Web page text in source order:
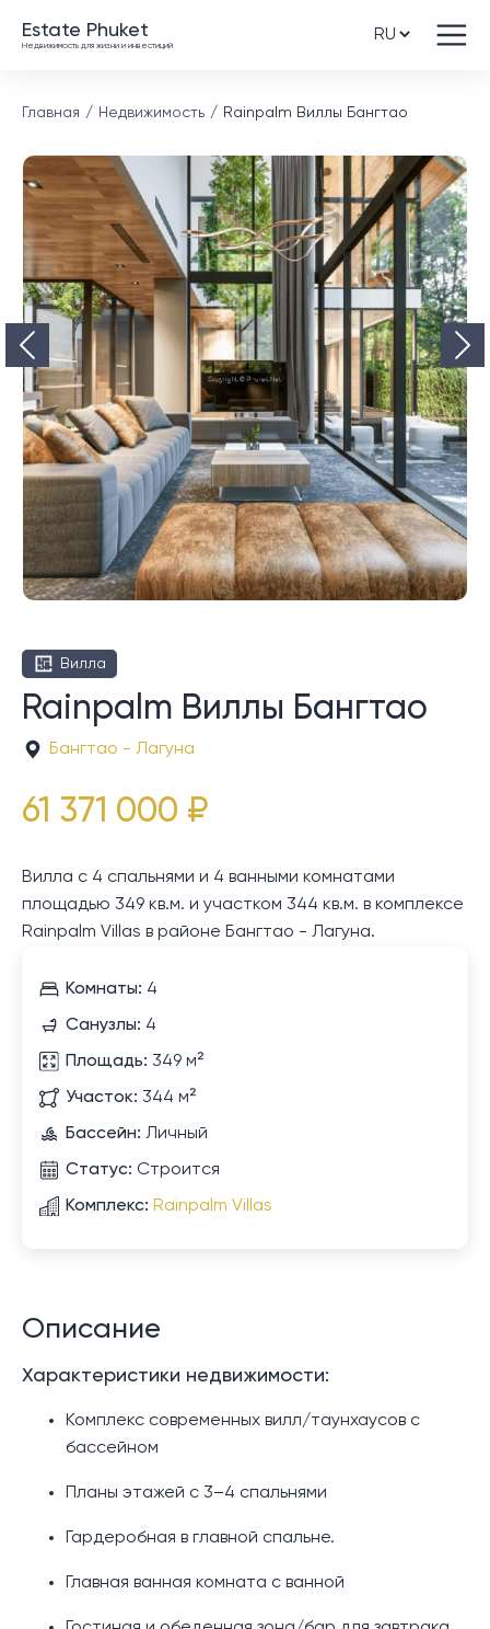
Estate Phuket
Недвижимость для жизни и инвестиций
Главная Недвижимость Rainpalm Виллы Бангтао
Вилла
Rainpalm Виллы Бангтао
Бангтао - Лагуна
61 371 000 ₽
Вилла с 4 спальнями и 4 ванными комнатами
площадью 349 кв.м. и участком 344 кв.м. в комплексе
Rainpalm Villas в районе Бангтао - Лагуна.
Комнаты: 4
Санузлы: 4
Площадь: 349 м²
Участок: 344 м²
Бассейн: Личный
Статус: Строится
Комплекс: Rainpalm Villas
Описание
Характеристики недвижимости:
Комплекс современных вилл/таунхаусов с
бассейном
Планы этажей с 3–4 спальнями
Гардеробная в главной спальне.
Главная ванная комната с ванной